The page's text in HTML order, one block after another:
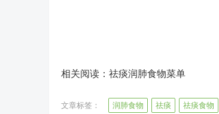
相关阅读：祛痰润肺食物菜单
文章标签： 润肺食物 祛痰 祛痰食物